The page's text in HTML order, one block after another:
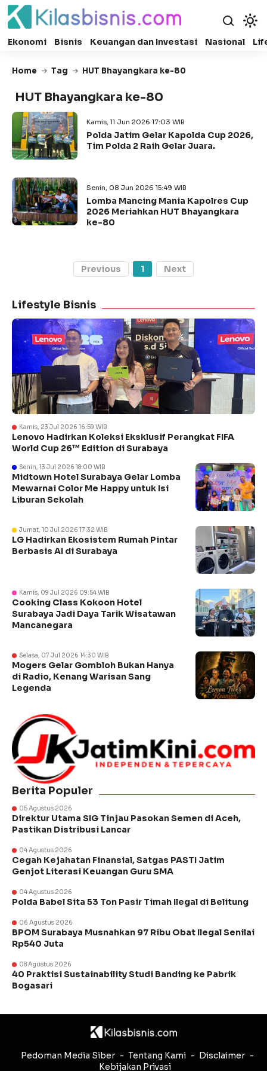
Ekonomi Bisnis Keuangan dan Investasi Nasional
Home Tag HUT Bhayangkara ke-80
HUT Bhayangkara ke-80
Kamis, 11 Jun 2026 17:03 WIB
Polda Jatim Gelar Kapolda Cup 2026,
Tim Polda 2 Raih Gelar Juara.
Senin, 08 Jun 2026 15:49 WIB
Lomba Mancing Mania Kapolres Cup
2026 Meriahkan HUT Bhayangkara
ke-80
Previous 1 Next
Lifestyle Bisnis
Kamis, 23 Jul 2026 16:59 WIB
Lenovo Hadirkan Koleksi Eksklusif Perangkat FIFA
World Cup 26™ Edition di Surabaya
Senin, 13 Jul 2026 18:00 WIB
Midtown Hotel Surabaya Gelar Lomba
Mewarnai Color Me Happy untuk Isi
Liburan Sekolah
Jumat, 10 Jul 2026 17:32 WIB
LG Hadirkan Ekosistem Rumah Pintar
Berbasis AI di Surabaya
Kamis, 09 Jul 2026 09:54 WIB
Cooking Class Kokoon Hotel
Surabaya Jadi Daya Tarik Wisatawan
Mancanegara
Selasa, 07 Jul 2026 14:30 WIB
Mogers Gelar Gombloh Bukan Hanya
di Radio, Kenang Warisan Sang
Legenda
Berita Populer
05 Agustus 2026
Direktur Utama SIG Tinjau Pasokan Semen di Aceh,
Pastikan Distribusi Lancar
04 Agustus 2026
Cegah Kejahatan Finansial, Satgas PASTI Jatim
Genjot Literasi Keuangan Guru SMA
04 Agustus 2026
Polda Babel Sita 53 Ton Pasir Timah Ilegal di Belitung
06 Agustus 2026
BPOM Surabaya Musnahkan 97 Ribu Obat Ilegal Senilai
Rp540 Juta
08 Agustus 2026
40 Praktisi Sustainability Studi Banding ke Pabrik
Bogasari
Pedoman Media Siber Tentang Kami
Disclaimer
Kebijakan Privasi